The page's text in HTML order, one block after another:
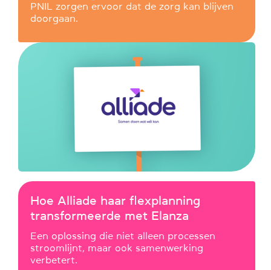
PNIL zorgen ervoor dat de zorg kan blijven
doorgaan.
Hoe Alliade haar flexplanning
transformeerde met Elanza
Een oplossing die niet alleen processen
stroomlijnt, maar ook samenwerking
verbetert.